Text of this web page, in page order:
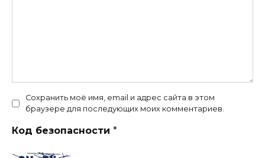
Сохранить моё имя, email и адрес сайта в этом
браузере для последующих моих комментариев.
Код безопасности *